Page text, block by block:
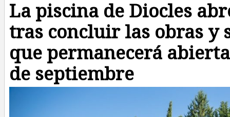
La piscina de Diocles
tras concluir las obras y
que permanecerá
de septiembre